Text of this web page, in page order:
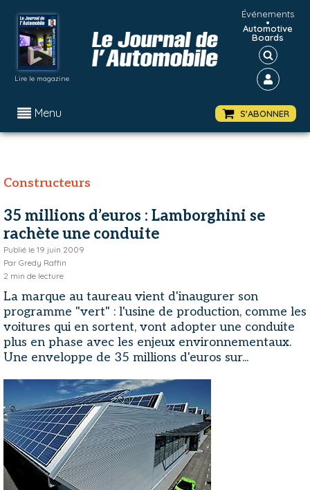
Lire le magazine
Événements
•
Automotive
Boards
Menu S'ABONNER
Constructeurs
35 millions d’euros : Lamborghini se
rachète une conduite
Publié le 19 juin 2009
Par Gredy Raffin
2 min de lecture
La marque au taureau vient d'inaugurer son
programme "vert" : l'usine de production, comme les
voitures qui en sortent, vont adopter une conduite
plus en phase avec les enjeux environnementaux.
Une enveloppe de 35 millions d'euros sur...